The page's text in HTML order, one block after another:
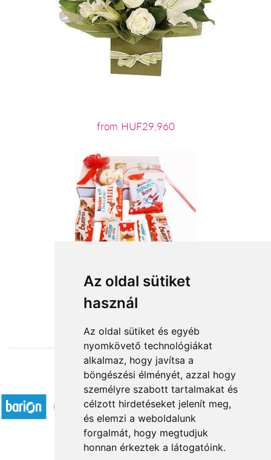
Az oldal sütiket
használ
Az oldal sütiket és egyéb
nyomkövető technológiákat
alkalmaz, hogy javítsa a
böngészési élményét, azzal hogy
személyre szabott tartalmakat és
célzott hirdetéseket jelenít meg,
és elemzi a weboldalunk
forgalmát, hogy megtudjuk
honnan érkeztek a látogatóink.
from HUF29,960
from HUF11,720
Accepted payment methods